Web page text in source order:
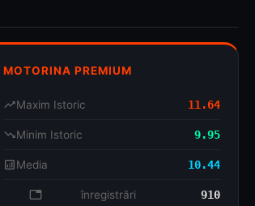
MOTORINA PREMIUM
trending_upMaxim Istoric 11.64
trending_downMinim Istoric 9.95
analyticsMedia 10.44
database înregistrări 910